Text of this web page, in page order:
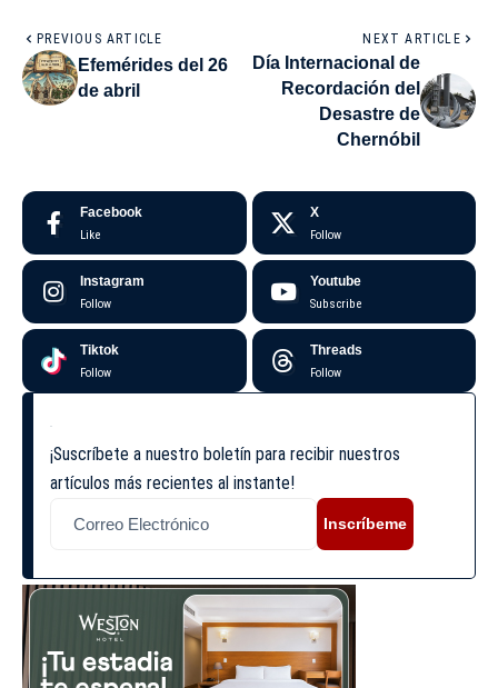
PREVIOUS ARTICLE
Efemérides del 26
de abril
NEXT ARTICLE
Día Internacional de
Recordación del
Desastre de
Chernóbil
Facebook
Like
X
Follow
Instagram
Follow
Youtube
Subscribe
Tiktok
Follow
Threads
Follow
¡Suscríbete a nuestro boletín para recibir nuestros
artículos más recientes al instante!
Inscríbeme